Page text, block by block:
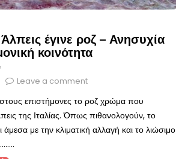
Άλπεις έγινε ροζ – Ανησυχία
κοινότητα
Leave a comment
επιστήμονες το ροζ χρώμα που
της Ιταλίας. Όπως πιθανολογούν, το
άμεσα με την κλιματική αλλαγή και το λιώσιμο